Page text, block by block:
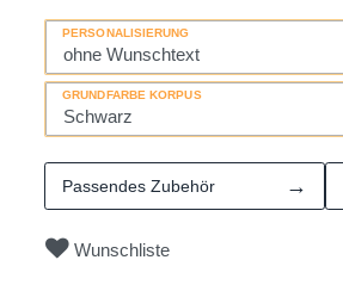
PERSONALISIERUNG
GRUNDFARBE KORPUS
Passendes Zubehör →
Wunschliste